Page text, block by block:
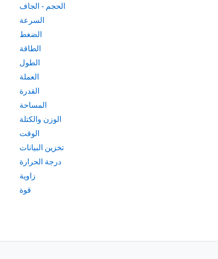
الحجم - الجاف
السرعة
الضغط
الطاقة
الطول
العملة
القدرة
المساحة
الوزن والكتلة
الوقت
تخزين البيانات
درجة الحرارة
زاوية
قوة